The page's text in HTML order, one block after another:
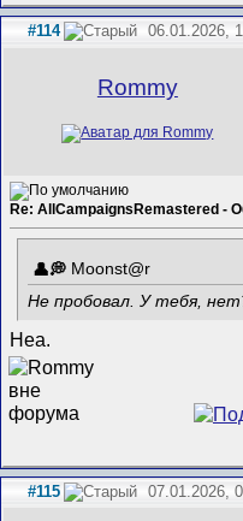
#114 06.01.2026,
Rommy
Re: AllCampaignsRemastered -
Mооnst@r
Не пробовал. У тебя,
Неа.
#115 07.01.2026,